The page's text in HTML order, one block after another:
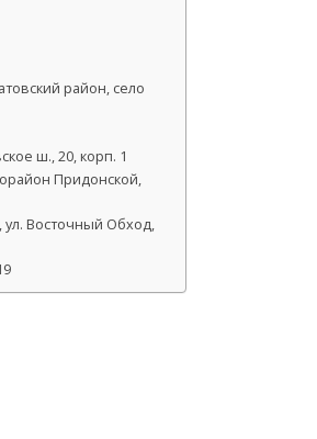
район, село
ш., 20, корп. 1
Придонской,
Восточный Обход,